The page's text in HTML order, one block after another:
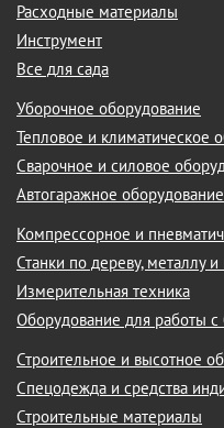
Расходные материалы
Инструмент
Все для сада
Уборочное оборудование
Тепловое и климатическое
Сварочное и силовое
Автогаражное оборудование
Компрессорное и
Станки по дереву, металлу
Измерительная техника
Оборудование для работы
Строительное и высотное
Спецодежда и средства
Строительные материалы